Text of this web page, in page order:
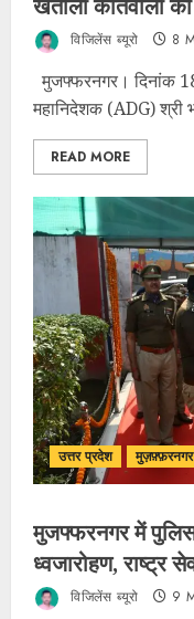
खतौली कोतवाली
विजिलेंस ब्यूरो 8
मुजफ्फरनगर। दिनांक
महानिदेशक (ADG) श्री
READ MORE
उत्तर प्रदेश मुज़फ़्फ़रनगर
मुजफ्फरनगर में
ध्वजारोहण, राष्ट्र
विजिलेंस ब्यूरो 9